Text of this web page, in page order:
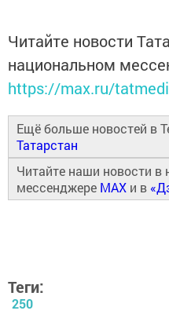
Читайте новости
национальном
https://max.ru/
Ещё больше новостей в
Татарстан
Читайте наши новости в
мессенджере MAX и в
Теги:
250